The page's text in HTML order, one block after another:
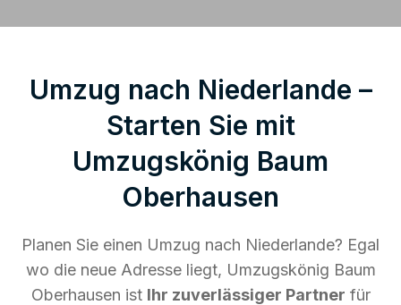
Umzug nach Niederlande –
Starten Sie mit
Umzugskönig Baum
Oberhausen
Planen Sie einen Umzug nach Niederlande? Egal
wo die neue Adresse liegt, Umzugskönig Baum
Oberhausen ist Ihr zuverlässiger Partner für